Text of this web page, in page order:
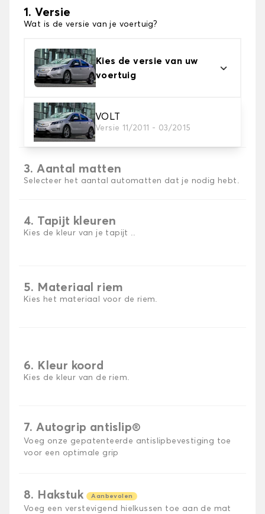
1. Versie
Wat is de versie van je voertuig?
Kies de versie van uw
voertuig
VOLT
Versie 11/2011 - 03/2015
2. Materiaal
Kies het materiaal van uw automatten
3. Aantal matten
Selecteer het aantal automatten dat je nodig hebt.
4. Tapijt kleuren
Kies de kleur van je tapijt ..
5. Materiaal riem
Kies het materiaal voor de riem.
6. Kleur koord
Kies de kleur van de riem.
7. Autogrip antislip®
Voeg onze gepatenteerde antislipbevestiging toe
voor een optimale grip
8. Hakstuk Aanbevolen
Voeg een verstevigend hielkussen toe aan de mat